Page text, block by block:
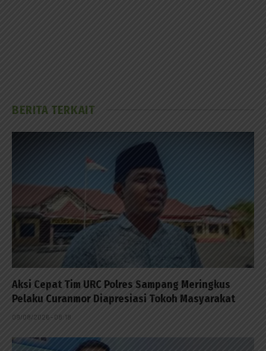
BERITA TERKAIT
Aksi Cepat Tim URC Polres Sampang Meringkus
Pelaku Curanmor Diapresiasi Tokoh Masyarakat
09/08/2026 - 08:18